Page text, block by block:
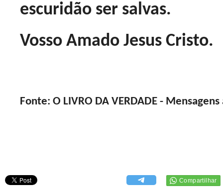
escuridão ser salvas.
Vosso Amado Jesus Cristo.
Fonte: O LIVRO DA VERDADE -